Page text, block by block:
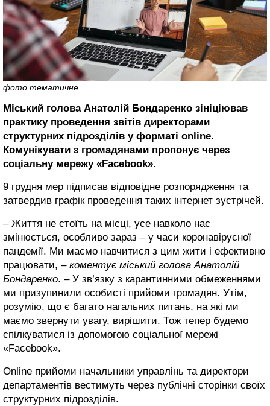
фото тематичне
Міський голова Анатолій Бондаренко зініціював
практику проведення звітів директорами
структурних підрозділів у форматі online.
Комунікувати з громадянами пропонує через
соціальну мережу «Facebook».
9 грудня мер підписав відповідне розпорядження та
затвердив графік проведення таких інтернет зустрічей.
– Життя не стоїть на місці, усе навколо нас
змінюється, особливо зараз – у часи коронавірусної
пандемії. Ми маємо навчитися з цим жити і ефективно
працювати, – коментує міський голова Анатолій
Бондаренко. – У зв’язку з карантинними обмеженнями
ми призупинили особисті прийоми громадян. Утім,
розумію, що є багато нагальних питань, на які ми
маємо звернути увагу, вирішити. Тож тепер будемо
спілкуватися із допомогою соціальної мережі
«Facebook».
Online прийоми начальники управлінь та директори
департаментів вестимуть через публічні сторінки своїх
структурних підрозділів.